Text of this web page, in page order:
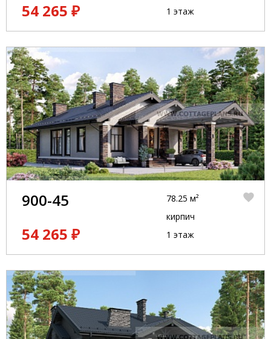
54 265 ₽
1 этаж
900-45
54 265 ₽
78.25 м²
кирпич
1 этаж